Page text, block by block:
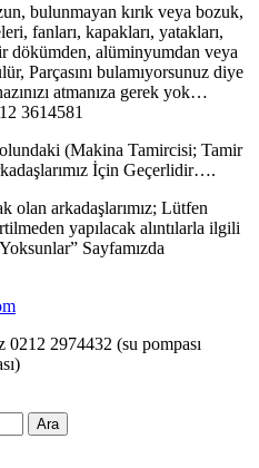
bulunmayan kırık veya bozuk,
fanları, kapakları, yatakları,
dökümden, alüminyumdan veya
Parçasını bulamıyorsunuz diye
atmanıza gerek yok…
3614581
(Makina Tamircisi; Tamir
İçin Geçerlidir….
olan arkadaşlarımız; Lütfen
yapılacak alıntılarla ilgili
Sayfamızda
0212 2974432 (su pompası